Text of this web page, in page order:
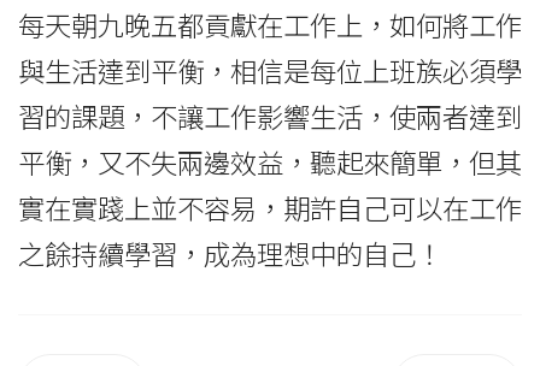
每天朝九晚五都貢獻在工作上，如何將工作
與生活達到平衡，相信是每位上班族必須學
習的課題，不讓工作影響生活，使兩者達到
平衡，又不失兩邊效益，聽起來簡單，但其
實在實踐上並不容易，期許自己可以在工作
之餘持續學習，成為理想中的自己！